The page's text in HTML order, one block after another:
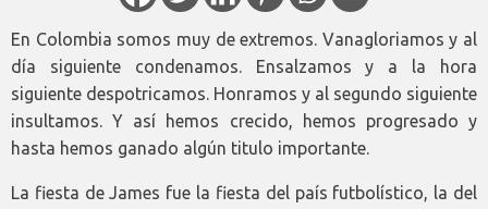
En Colombia somos muy de extremos. Vanagloriamos y al
día siguiente condenamos. Ensalzamos y a la hora
siguiente despotricamos. Honramos y al segundo siguiente
insultamos. Y así hemos crecido, hemos progresado y
hasta hemos ganado algún titulo importante.
La fiesta de James fue la fiesta del país futbolístico, la del